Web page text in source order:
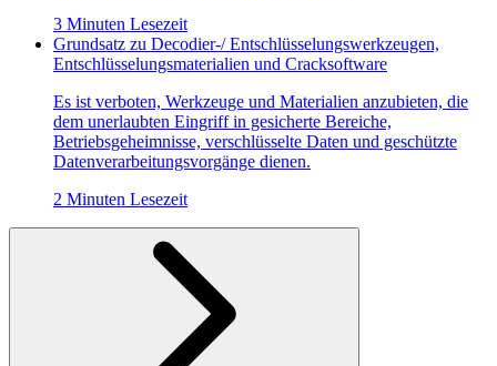
3 Minuten Lesezeit
Grundsatz zu Decodier-/ Entschlüsselungswerkzeugen,
Entschlüsselungsmaterialien und Cracksoftware
Es ist verboten, Werkzeuge und Materialien anzubieten, die
dem unerlaubten Eingriff in gesicherte Bereiche,
Betriebsgeheimnisse, verschlüsselte Daten und geschützte
Datenverarbeitungsvorgänge dienen.
2 Minuten Lesezeit